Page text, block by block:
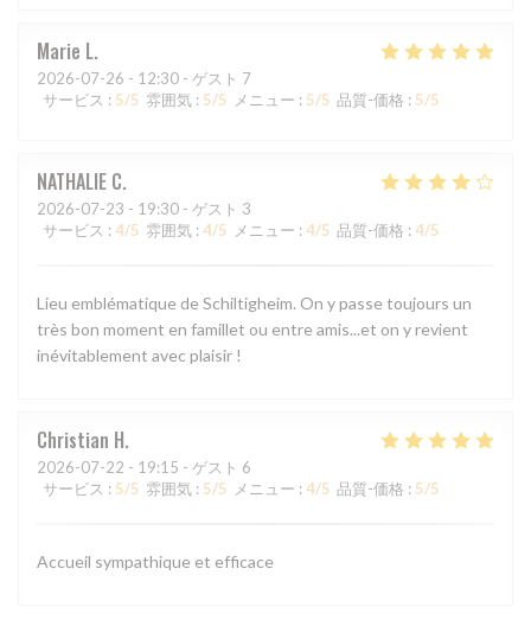
Marie L
2026-07-26 - 12:30 - ゲスト 7
サービス : 5/5 雰囲気 : 5/5 メニュー : 5/5 品質-価格 : 5/5
NATHALIE C
2026-07-23 - 19:30 - ゲスト 3
サービス : 4/5 雰囲気 : 4/5 メニュー : 4/5 品質-価格 : 4/5
Lieu emblématique de Schiltigheim. On y passe toujours un
très bon moment en famillet ou entre amis...et on y revient
inévitablement avec plaisir !
Christian H
2026-07-22 - 19:15 - ゲスト 6
サービス : 5/5 雰囲気 : 5/5 メニュー : 4/5 品質-価格 : 5/5
Accueil sympathique et efficace